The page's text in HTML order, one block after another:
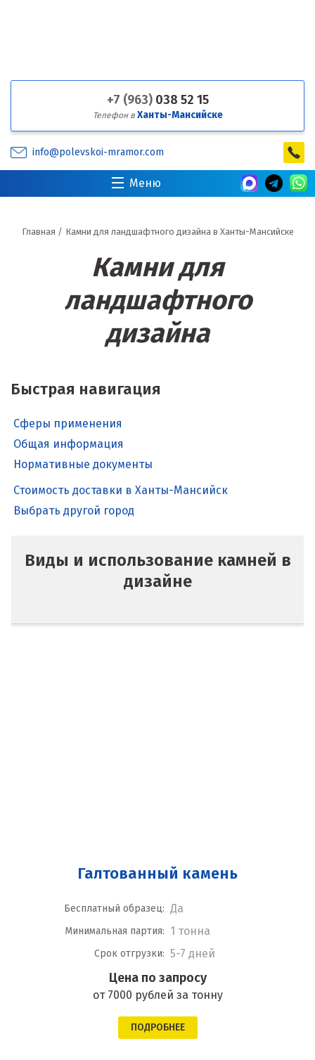
+7 (963) 038 52 15
Телефон в Ханты-Мансийске
info@polevskoi-mramor.com
Меню
Главная / Камни для ландшафтного дизайна в Ханты-Мансийске
Камни для
ландшафтного
дизайна
Быстрая навигация
Сферы применения
Общая информация
Нормативные документы
Стоимость доставки в Ханты-Мансийск
Выбрать другой город
Виды и использование камней в
дизайне
Галтованный камень
Бесплатный образец: Да
Минимальная партия: 1 тонна
Срок отгрузки: 5-7 дней
Цена по запросу
от 7000 рублей за тонну
ПОДРОБНЕЕ